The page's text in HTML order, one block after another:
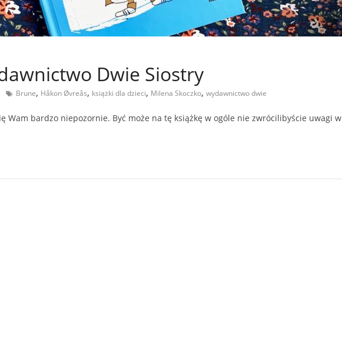
Dwie Siostry
Brune, Håkon Øvreås, książki dla dzieci, Milena Skoczko, wydawnictwo dwie
Wam bardzo niepozornie. Być może na tę książkę w ogóle nie zwrócilibyście uwagi w